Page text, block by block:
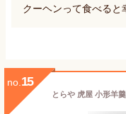
クーヘンって食べる
no. 15